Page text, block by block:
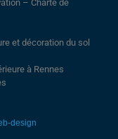
– Charte de
et décoration du sol
à Rennes
design